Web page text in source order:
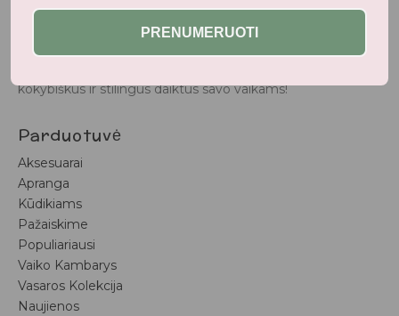
kokybiškus ir stilingus daiktus savo vaikams!
Parduotuvė
Aksesuarai
Apranga
Kūdikiams
Pažaiskime
Populiariausi
Vaiko Kambarys
Vasaros Kolekcija
Naujienos
PRENUMERUOTI